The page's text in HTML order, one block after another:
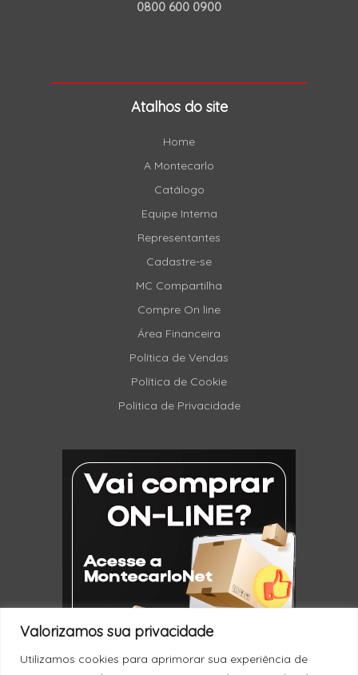
Valorizamos sua privacidade
Utilizamos cookies para aprimorar sua experiência de
0800 600 0900
Atalhos do site
Home
A Montecarlo
Catálogo
Equipe Interna
Representantes
Cadastre-se
MC Compartilha
Compre On line
Área Financeira
Política de Vendas
Política de Cookie
Politica de Privacidade